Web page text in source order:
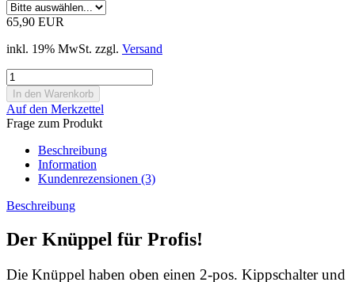
65,90 EUR
inkl. 19% MwSt. zzgl. Versand
Auf den Merkzettel
Frage zum Produkt
Beschreibung
Information
Kundenrezensionen (3)
Beschreibung
Der Knüppel für Profis!
Die Knüppel haben oben einen 2-pos. Kippschalter und